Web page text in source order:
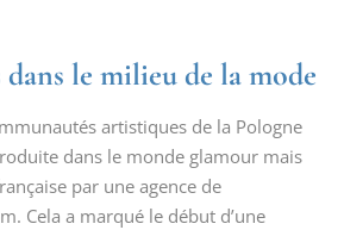
dans le milieu de la mode
artistiques de la Pologne
dans le monde glamour mais
par une agence de
Cela a marqué le début d’une